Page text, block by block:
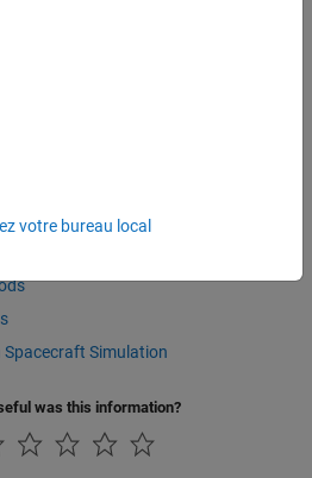
Simulation
was this information?
votre bureau local